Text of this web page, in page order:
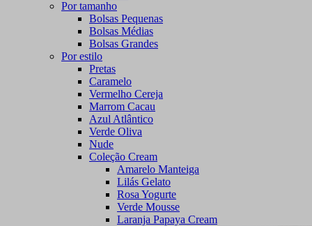
Por tamanho
Bolsas Pequenas
Bolsas Médias
Bolsas Grandes
Por estilo
Pretas
Caramelo
Vermelho Cereja
Marrom Cacau
Azul Atlântico
Verde Oliva
Nude
Coleção Cream
Amarelo Manteiga
Lilás Gelato
Rosa Yogurte
Verde Mousse
Laranja Papaya Cream